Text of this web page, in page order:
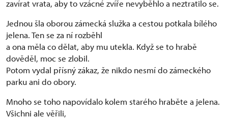
zavírat vrata, aby to vzácné zvíře nevyběhlo a neztratilo se.
Jednou šla oborou zámecká služka a cestou potkala bílého
jelena. Ten se za ní rozběhl
a ona měla co dělat, aby mu utekla. Když se to hrabě
dověděl, moc se zlobil.
Potom vydal přísný zákaz, že nikdo nesmí do zámeckého
parku ani do obory.
Mnoho se toho napovídalo kolem starého hraběte a jelena.
Všichni ale věřili,